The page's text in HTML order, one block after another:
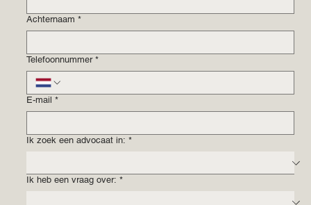
Achternaam *
Telefoonnummer *
E-mail *
Ik zoek een advocaat in: *
Ik heb een vraag over: *